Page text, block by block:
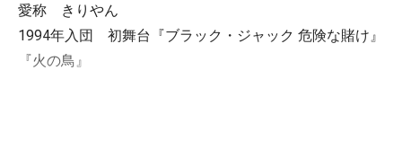
愛称 きりやん
1994年入団 初舞台『ブラック・ジャック 危険な賭け』
『火の鳥』